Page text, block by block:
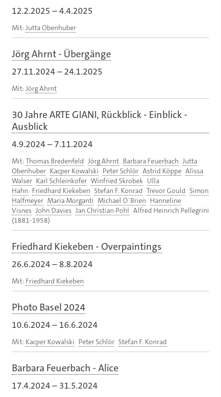
12.2.2025 –4.4.2025
Mit: Jutta Obenhuber
Jörg Ahrnt - Übergänge
27.11.2024– 24.1.2025
Mit: Jörg Ahrnt
30 Jahre ARTE GIANI, Rückblick - Einblick -
Ausblick
4.9.2024– 7.11.2024
Mit: Thomas Bredenfeld Jörg Ahrnt Barbara Feuerbach Jutta
Obenhuber Kacper Kowalski Peter Schlör Astrid Köppe Alissa
Walser Karl Schleinkofer Winfried Skrobek Ulla
Hahn Friedhard Kiekeben Stefan F. Konrad Trevor Gould Simon
Halfmeyer Maria Morganti Michael O´Brien Hanneline
Visnes John Davies Jan Christian Pohl Alfred Heinrich Pellegrini
(1881-1958)
Friedhard Kiekeben - Overpaintings
26.6.2024– 8.8.2024
Mit: Friedhard Kiekeben
Photo Basel 2024
10.6.2024– 16.6.2024
Mit: Kacper Kowalski Peter Schlör Stefan F. Konrad
Barbara Feuerbach - Alice
17.4.2024– 31.5.2024